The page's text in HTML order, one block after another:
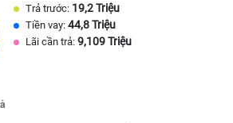
Trả trước: 19,2 Triệu
Tiền vay: 44,8 Triệu
Lãi cần trả: 9,109 Triệu